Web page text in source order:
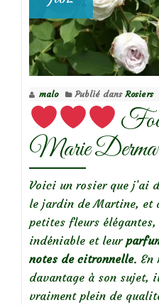
malo Publié dans Rosiers
Marie
Voici un rosier que j’ai
le jardin de Martine, et
petites fleurs
indéniable et leur
notes de citronnelle. En
davantage à son sujet,
vraiment plein de